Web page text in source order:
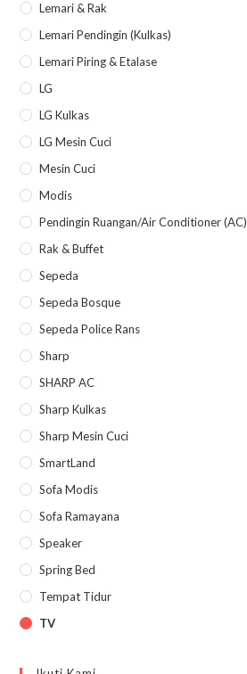
Lemari & Rak
Lemari Pendingin (kulkas)
Lemari Piring & Etalase
LG
LG Kulkas
LG Mesin Cuci
Mesin Cuci
Modis
Pendingin Ruangan/Air Conditioner (AC)
Rak & Buffet
Sepeda
Sepeda Bosque
Sepeda Police Rans
Sharp
SHARP AC
Sharp Kulkas
Sharp Mesin Cuci
SmartLand
Sofa Modis
Sofa Ramayana
Speaker
Spring Bed
Tempat Tidur
TV